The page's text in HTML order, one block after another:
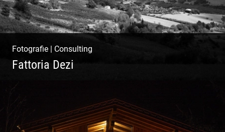
Fotografie | Consulting
Fattoria Dezi
Übersetzung & Medien | Fotografie &
Texting | Feine Weine